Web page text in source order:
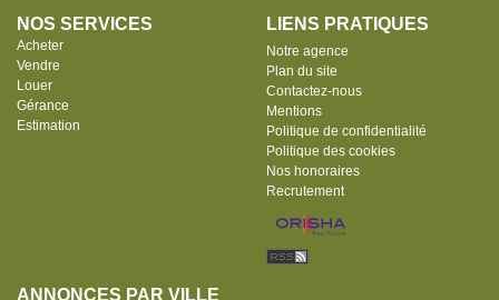
NOS SERVICES
Acheter
Vendre
Louer
Gérance
Estimation
LIENS PRATIQUES
Notre agence
Plan du site
Contactez-nous
Mentions
Politique de confidentialité
Politique des cookies
Nos honoraires
Recrutement
ANNONCES PAR VILLE